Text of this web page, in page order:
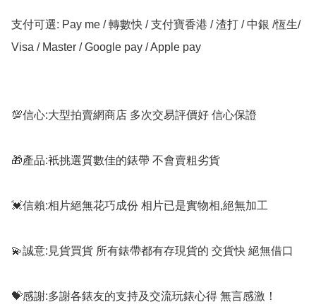
支付可選: Pay me / 轉數快 / 支付寶香港 / 渣打 / 中銀 /恆生/
Visa / Master / Google pay / Apple pay
💯信心:大型拍賣網商店 多次交易評價好 信心保證
🎁產品:衹挑選質數佳的錶帶 不會賣粗劣貨
💓信賴:相片絕無花巧成份 相片已是實物相,絕無加工
💫誠意:見貨買貨 所有錶帶都有存現貨的 交貨快 絕無借口
💝感謝:多謝各錶友的支持及交流玩錶心得 無言感激！